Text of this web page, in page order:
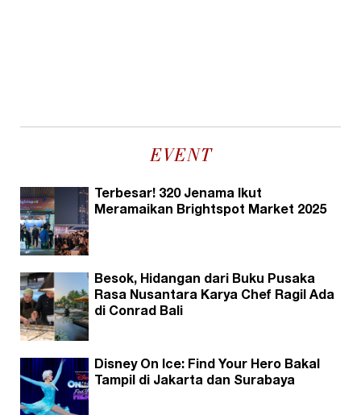
EVENT
Terbesar! 320 Jenama Ikut
Meramaikan Brightspot Market 2025
Besok, Hidangan dari Buku Pusaka
Rasa Nusantara Karya Chef Ragil Ada
di Conrad Bali
Disney On Ice: Find Your Hero Bakal
Tampil di Jakarta dan Surabaya